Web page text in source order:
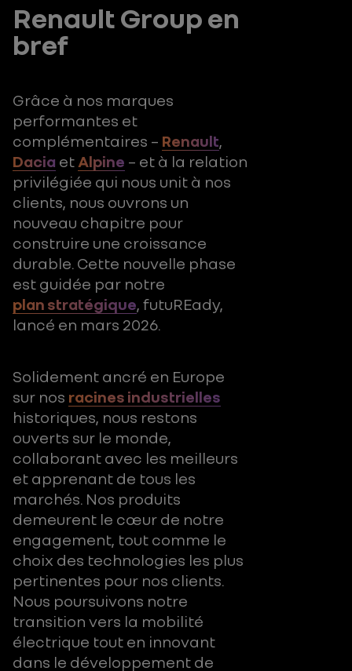
Renault Group en
bref
Grâce à nos marques
performantes et
complémentaires – Renault,
Dacia et Alpine – et à la relation
privilégiée qui nous unit à nos
clients, nous ouvrons un
nouveau chapitre pour
construire une croissance
durable. Cette nouvelle phase
est guidée par notre
plan stratégique, futuREady,
lancé en mars 2026.
Solidement ancré en Europe
sur nos racines industrielles
historiques, nous restons
ouverts sur le monde,
collaborant avec les meilleurs
et apprenant de tous les
marchés. Nos produits
demeurent le cœur de notre
engagement, tout comme le
choix des technologies les plus
pertinentes pour nos clients.
Nous poursuivons notre
transition vers la mobilité
électrique tout en innovant
dans le développement de